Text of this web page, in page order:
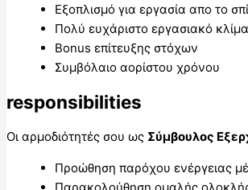
Εξοπλισμό για εργασία απο το
Πολύ ευχάριστο εργασιακό κλίμα
Bonus επίτευξης στόχων
Συμβόλαιο αορίστου χρόνου
responsibilities
Οι αρμοδιότητές σου ως Σύμβουλος
Προώθηση παρόχου ενέργειας
Παρακολούθηση ομαλής